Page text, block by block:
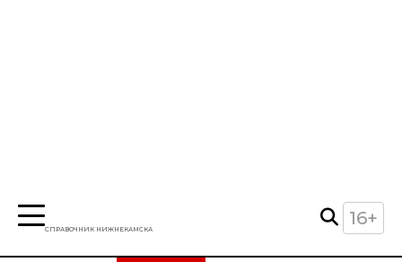
СПРАВОЧНИК НИЖНЕКАМСКА
16+